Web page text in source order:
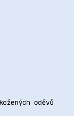
oděvů